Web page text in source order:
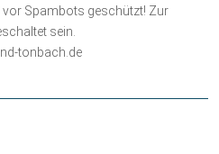
vor Spambots geschützt! Zur
sein.
tonbach.de